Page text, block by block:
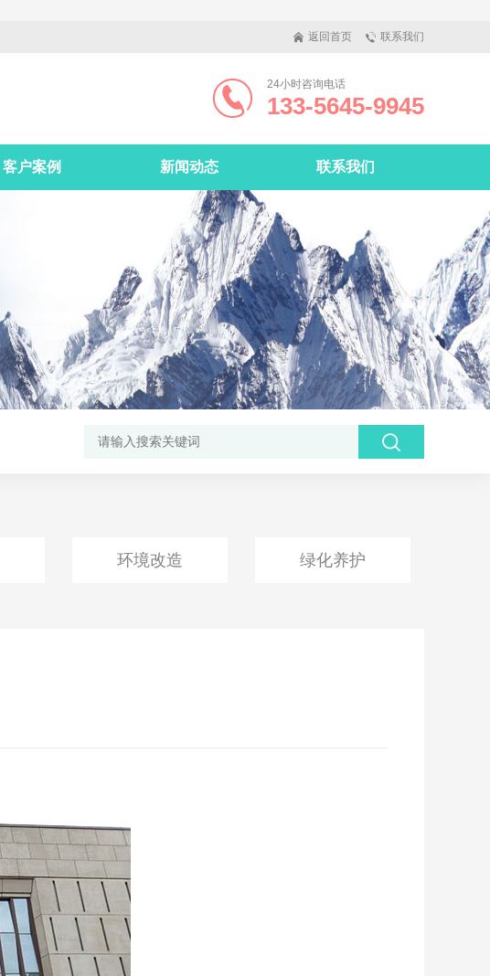
返回首页 联系我们
24小时咨询电话
133-5645-9945
客户案例 新闻动态 联系我们
环境改造 绿化养护